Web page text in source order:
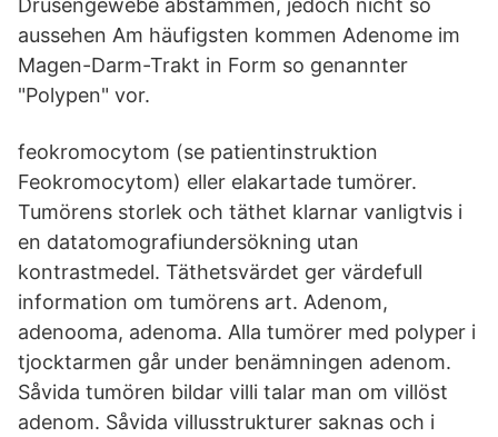
Drüsengewebe abstammen, jedoch nicht so
aussehen Am häufigsten kommen Adenome im
Magen-Darm-Trakt in Form so genannter
"Polypen" vor.
feokromocytom (se patientinstruktion
Feokromocytom) eller elakartade tumörer.
Tumörens storlek och täthet klarnar vanligtvis i
en datatomografiundersökning utan
kontrastmedel. Täthetsvärdet ger värdefull
information om tumörens art. Adenom,
adenooma, adenoma. Alla tumörer med polyper i
tjocktarmen går under benämningen adenom.
Såvida tumören bildar villi talar man om villöst
adenom. Såvida villusstrukturer saknas och i